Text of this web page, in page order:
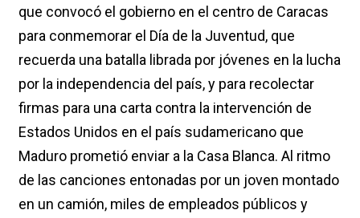
que convocó el gobierno en el centro de Caracas
para conmemorar el Día de la Juventud, que
recuerda una batalla librada por jóvenes en la lucha
por la independencia del país, y para recolectar
firmas para una carta contra la intervención de
Estados Unidos en el país sudamericano que
Maduro prometió enviar a la Casa Blanca. Al ritmo
de las canciones entonadas por un joven montado
en un camión, miles de empleados públicos y